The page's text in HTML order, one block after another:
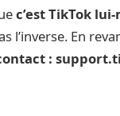
c’est TikTok
l’inverse. En
: